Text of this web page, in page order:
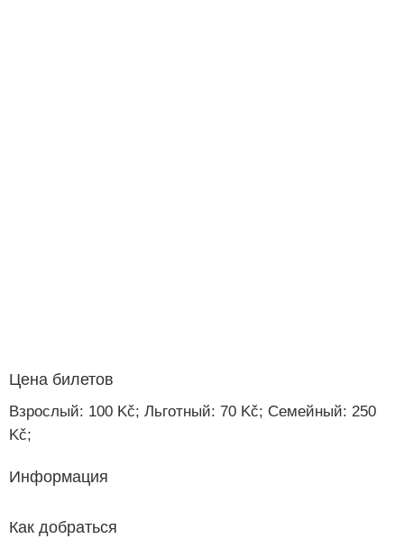
Цена билетов
Взрослый: 100 Kč; Льготный: 70 Kč; Семейный: 250
Kč;
Информация
Как добраться